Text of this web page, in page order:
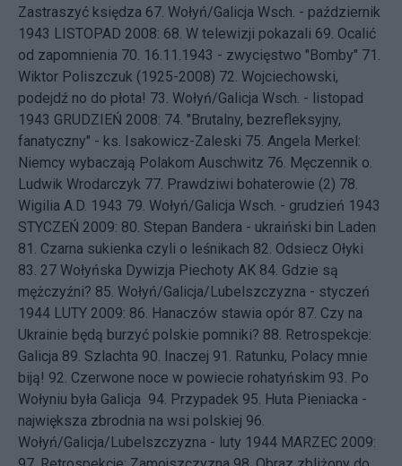
Zastraszyć księdza 67. Wołyń/Galicja Wsch. - październik
1943 LISTOPAD 2008: 68. W telewizji pokazali 69. Ocalić
od zapomnienia 70. 16.11.1943 - zwycięstwo "Bomby" 71.
Wiktor Poliszczuk (1925-2008) 72. Wojciechowski,
podejdź no do płota! 73. Wołyń/Galicja Wsch. - listopad
1943 GRUDZIEŃ 2008: 74. "Brutalny, bezrefleksyjny,
fanatyczny" - ks. Isakowicz-Zaleski 75. Angela Merkel:
Niemcy wybaczają Polakom Auschwitz 76. Męczennik o.
Ludwik Wrodarczyk 77. Prawdziwi bohaterowie (2) 78.
Wigilia A.D. 1943 79. Wołyń/Galicja Wsch. - grudzień 1943
STYCZEŃ 2009: 80. Stepan Bandera - ukraiński bin Laden
81. Czarna sukienka czyli o leśnikach 82. Odsiecz Ołyki
83. 27 Wołyńska Dywizja Piechoty AK 84. Gdzie są
mężczyźni? 85. Wołyń/Galicja/Lubelszczyzna - styczeń
1944 LUTY 2009: 86. Hanaczów stawia opór 87. Czy na
Ukrainie będą burzyć polskie pomniki? 88. Retrospekcje:
Galicja 89. Szlachta 90. Inaczej 91.
Ratunku, Polacy mnie
biją! 92. Czerwone noce w powiecie rohatyńskim 93. Po
Wołyniu była Galicja 94. Przypadek 95. Huta Pieniacka -
największa zbrodnia na wsi polskiej 96.
Wołyń/Galicja/Lubelszczyzna - luty 1944 MARZEC 2009: